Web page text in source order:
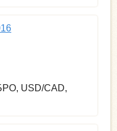
USD/CAD,